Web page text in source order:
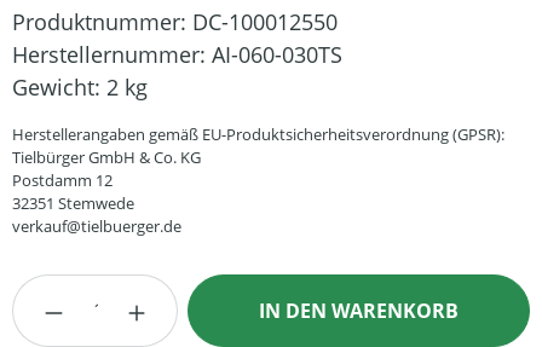
Produktnummer: DC-100012550
Herstellernummer: AI-060-030TS
Gewicht: 2 kg
Herstellerangaben gemäß EU-Produktsicherheitsverordnung (GPSR):
Tielbürger GmbH & Co. KG
Postdamm 12
32351 Stemwede
verkauf@tielbuerger.de
Produkt Anzahl: Gib den gewünschten
IN DEN WARENKORB